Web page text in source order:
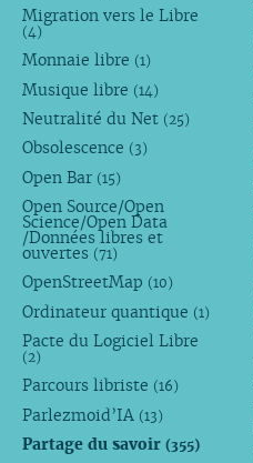
Migration vers le Libre
(4)
Monnaie libre (1)
Musique libre (14)
Neutralité du Net (25)
Obsolescence (3)
Open Bar (15)
Open Source/Open
Science/Open Data
/Données libres et
ouvertes (71)
OpenStreetMap (10)
Ordinateur quantique (1)
Pacte du Logiciel Libre
(2)
Parcours libriste (16)
Parlezmoid’IA (13)
Partage du savoir (355)